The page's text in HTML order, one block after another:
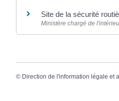
Site de la sécurité
Ministère chargé de
© Direction de l'information légale et